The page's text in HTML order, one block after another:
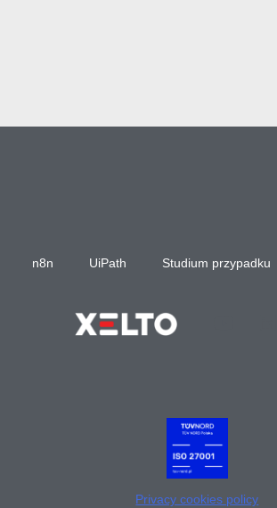
n8n UiPath Studium przypadku
Privacy cookies policy